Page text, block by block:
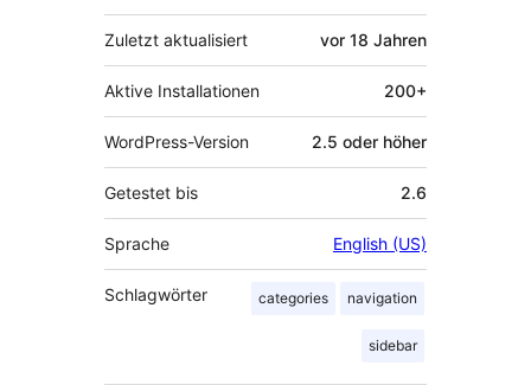
Zuletzt aktualisiert vor 18 Jahren
Aktive Installationen 200+
WordPress-Version 2.5 oder höher
Getestet bis 2.6
Sprache English (US)
Schlagwörter categories navigation
sidebar